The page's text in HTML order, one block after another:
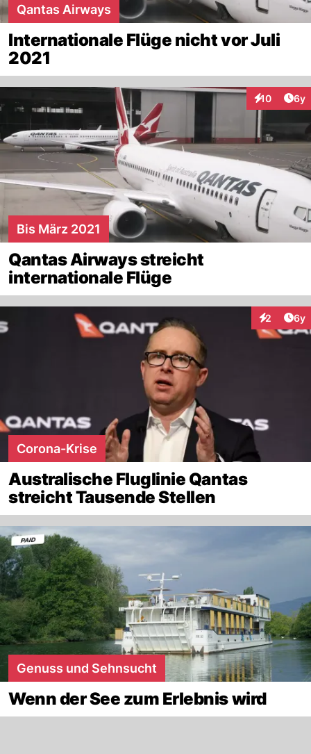
Qantas Airways
Internationale Flüge nicht vor Juli
2021
10 6y
Bis März 2021
Qantas Airways streicht
internationale Flüge
2 6y
Corona-Krise
Australische Fluglinie Qantas
streicht Tausende Stellen
Genuss und Sehnsucht
Wenn der See zum Erlebnis wird